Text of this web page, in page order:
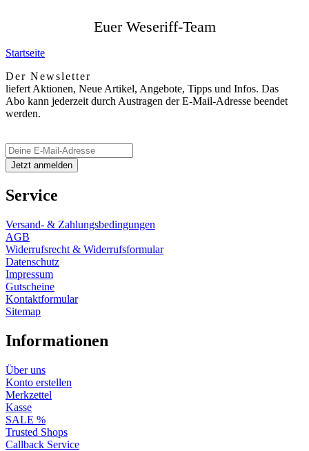
Euer Weseriff-Team
Startseite
Der Newsletter
liefert Aktionen, Neue Artikel, Angebote, Tipps und Infos. Das
Abo kann jederzeit durch Austragen der E-Mail-Adresse beendet
werden.
Service
Versand- & Zahlungsbedingungen
AGB
Widerrufsrecht & Widerrufsformular
Datenschutz
Impressum
Gutscheine
Kontaktformular
Sitemap
Informationen
Über uns
Konto erstellen
Merkzettel
Kasse
SALE %
Trusted Shops
Callback Service